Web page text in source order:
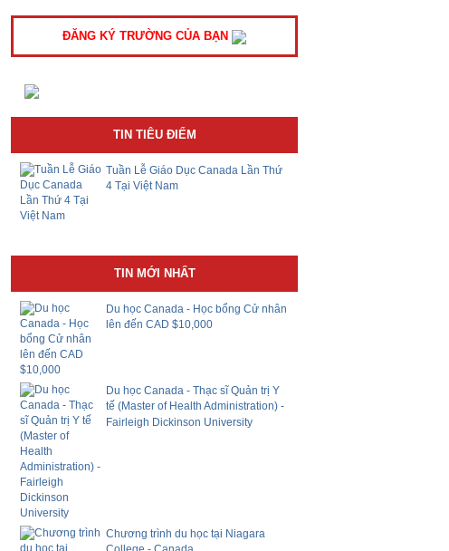
ĐĂNG KÝ TRƯỜNG CỦA BẠN
TIN TIÊU ĐIỂM
Tuần Lễ Giáo Dục Canada Lần Thứ
4 Tại Việt Nam
TIN MỚI NHẤT
Du học Canada - Học bổng Cử nhân
lên đến CAD $10,000
Du học Canada - Thạc sĩ Quản trị Y
tế (Master of Health Administration) -
Fairleigh Dickinson University
Chương trình du học tại Niagara